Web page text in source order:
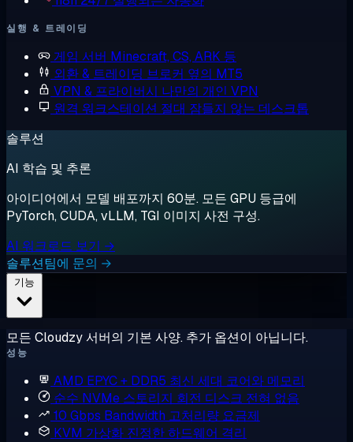
실행 & 트레이딩
게임 서버 Minecraft, CS, ARK 등
외환 & 트레이딩 브로커 옆의 MT5
VPN & 프라이버시 나만의 개인 VPN
원격 워크스테이션 절대 잠들지 않는 데스크톱
솔루션
AI 학습 및 추론
아이디어에서 모델 배포까지 60분. 모든 GPU 등급에
PyTorch, CUDA, vLLM, TGI 이미지 사전 구성.
AI 워크로드 보기 →
솔루션팀에 문의 →
모든 Cloudzy 서버의 기본 사양. 추가 옵션이 아닙니다.
성능
AMD EPYC + DDR5 최신 세대 코어와 메모리
순수 NVMe 스토리지 회전 디스크 전혀 없음
10 Gbps Bandwidth 고처리량 요금제
KVM 가상화 진정한 하드웨어 격리